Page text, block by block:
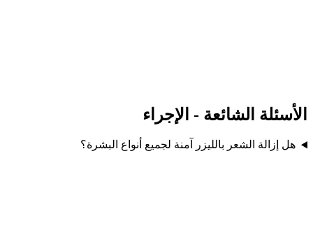
الأسئلة الشائعة - الإجراء
هل إزالة الشعر بالليزر آمنة لجميع أنواع البشرة؟